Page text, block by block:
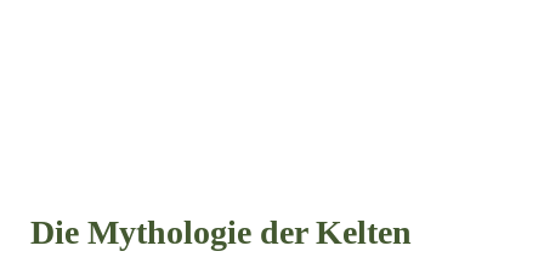
Die Mythologie der Kelten